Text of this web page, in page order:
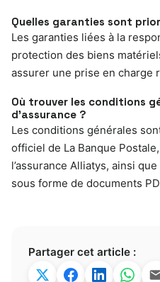
Quelles garanties sont
Les garanties liées à la
protection des biens
assurer une prise en charge
Où trouver les conditions
d’assurance ?
Les conditions générales
officiel de La Banque
l’assurance Alliatys, ainsi
sous forme de documents
Partager cet article :